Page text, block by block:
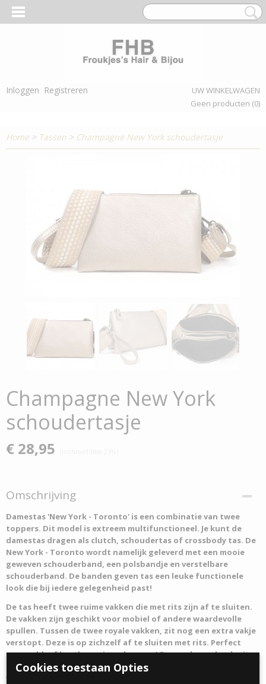
Inloggen Registreren
UW WINKELWAGEN
Geen producten (0)
Home > Tassen > Champagne New York schoudertasje
Champagne New York
schoudertasje
€ 28,95
Omschrijving
Damestas 'New York - Toronto' is een combinatie van twee
toppers. Dit model is extreem multifunctioneel. Je kunt de
damestas dragen als clutch, schoudertas of crossbody tas. De
New York - Toronto wordt namelijk geleverd met een mooie
geweven schouderband, een polsbandje en verstelbare
schouderband. De banden geven tas een leuke functionele
look die bij iedere gelegenheid past!
De tas heeft twee ruime vakken die met rits zijn af te sluiten.
De vakken zijn geschikt voor mobiel of andere waardevolle
spullen. Tussen de twee royale vakken, zit nog een extra vakje
verstopt. Deze is op zichzelf af te sluiten met rits. Perfect
voor geld, of kostbare eigendommen! De overkoepelende rits
is voorzien van een lipje met logo en magneetsluiting
waardoor dit tasje extra veilig vergrendeld is.
Cookies toestaan Opties